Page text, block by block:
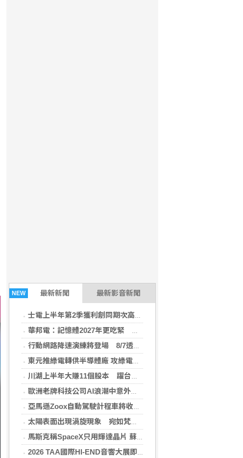
NEW 最新新聞 最新影音新聞
士電上半年第2季獲利創同期次高 看好AIDC拉貨需求
華邦電：記憶體2027年更吃緊 啟動高雄廠模組B擴建計畫
行動網路降速演練將登場 8/7透過災防訊息預告
東元推綠電轉供半導體廠 攻綠電交易
川湖上半年大賺11個股本 躍台股史上第3檔萬元股
歐洲老牌科技公司AI浪潮中意外崛起 整合服務成新商機
亞馬遜Zoox自動駕駛計程車將收費 成美國首例商業營運
太陽表面出現渦旋現象 宛如梵谷畫作星夜漩渦
馬斯克稱SpaceX只用輝達晶片 蘇姿丰淡定回應：期待長期合作
2026 TAA國際HI-END音響大展即日起君悅連展四天